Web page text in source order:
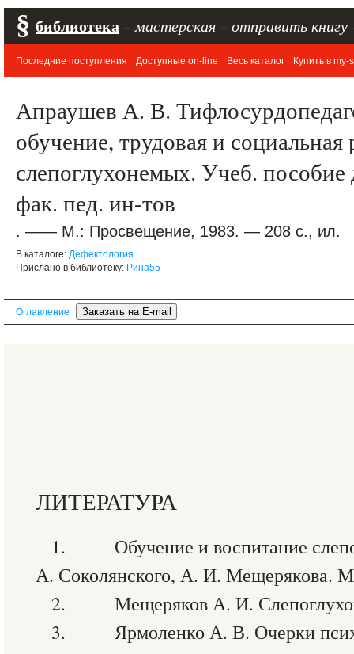
§ библиотека мастерская отправить книгу
Последние поступления Доступные on-line Весь каталог Купить в my-
Апраушев А. В.
обучение, трудовая и социальная
слепоглухонемых. Учеб. пособие
фак. пед. ин-тов
. —— М.: Просвещение, 1983. — 208 с., ил.
В каталоге: Дефектология
Прислано в библиотеку: Рина55
Оглавление
ЛИТЕРАТУРА
1. Обучение и воспитание
А. Соколянского, А. И. Мещерякова.
2. Мещеряков А. И.
3. Ярмоленко А. В. Очерки